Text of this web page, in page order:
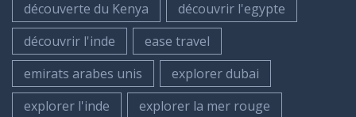
découverte du Kenya
découvrir l'egypte
découvrir l'inde
ease travel
emirats arabes unis
explorer dubai
explorer l'inde
explorer la mer rouge